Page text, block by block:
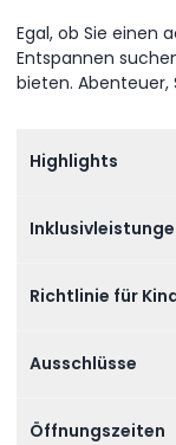
Egal, ob Sie einen
Entspannen
bieten. Abenteuer,
Highlights
Richtlinie für
Ausschlüsse
Öffnungszeiten